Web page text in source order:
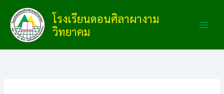
content
โรงเรียนดอนศิลาผางาม
วิทยาคม